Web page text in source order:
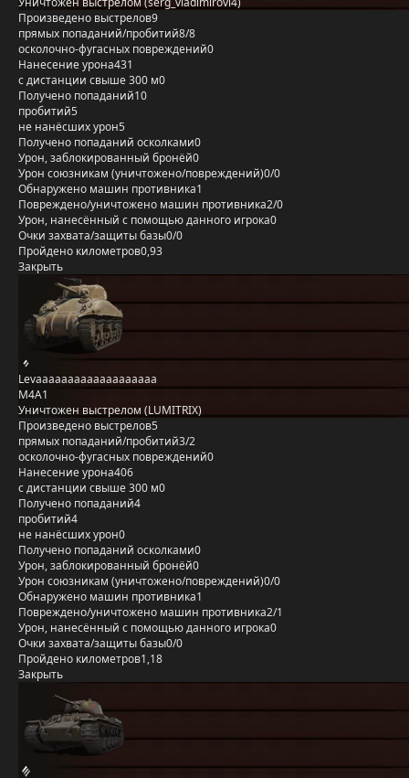
Произведено выстрелов9
прямых попаданий/пробитий8/8
осколочно-фугасных повреждений0
Нанесение урона431
с дистанции свыше 300 м0
Получено попаданий10
пробитий5
не нанёсших урон5
Получено попаданий осколками0
Урон, заблокированный бронёй0
Урон союзникам (уничтожено/повреждений)0/0
Обнаружено машин противника1
Повреждено/уничтожено машин противника2/0
Урон, нанесённый с помощью данного игрока0
Очки захвата/защиты базы0/0
Пройдено километров0,93
Закрыть
Levaaaaaaaaaaaaaaaaaaa
M4A1
Уничтожен выстрелом (LUMITRIX)
Произведено выстрелов5
прямых попаданий/пробитий3/2
осколочно-фугасных повреждений0
Нанесение урона406
с дистанции свыше 300 м0
Получено попаданий4
пробитий4
не нанёсших урон0
Получено попаданий осколками0
Урон, заблокированный бронёй0
Урон союзникам (уничтожено/повреждений)0/0
Обнаружено машин противника1
Повреждено/уничтожено машин противника2/1
Урон, нанесённый с помощью данного игрока0
Очки захвата/защиты базы0/0
Пройдено километров1,18
Закрыть